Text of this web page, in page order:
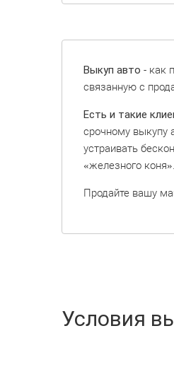
Выкуп авто - как
связанную с
Есть и такие
срочному выкупу
устраивать
«железного
Продайте вашу
Условия